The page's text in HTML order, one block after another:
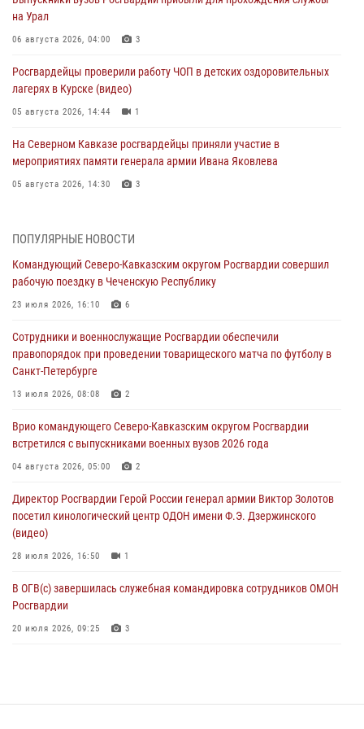
на Урал
06 августа 2026, 04:00 3
Росгвардейцы проверили работу ЧОП в детских оздоровительных
лагерях в Курске (видео)
05 августа 2026, 14:44 1
На Северном Кавказе росгвардейцы приняли участие в
мероприятиях памяти генерала армии Ивана Яковлева
05 августа 2026, 14:30 3
организации незаконной миграции в Подмосковье (видео)
В Великом Новгороде СОБР Росгвардии оказал содействие в
задержании подозреваемых в причинении имущественного ущерба
Формулу безопасности показал спецназ Росгвардии юным
динамовцам Свердловской области
05 августа 2026, 13:50
В столице росгвардейцы задержали мужчину, устроившего дебош в
букмекерской конторе (видео)
05 августа 2026, 13:25
ПОПУЛЯРНЫЕ НОВОСТИ
Командующий Северо-Кавказским округом Росгвардии совершил
рабочую поездку в Чеченскую Республику
23 июля 2026, 16:10 6
Сотрудники и военнослужащие Росгвардии обеспечили
правопорядок при проведении товарищеского матча по футболу в
Санкт-Петербурге
13 июля 2026, 08:08 2
Врио командующего Северо-Кавказским округом Росгвардии
встретился с выпускниками военных вузов 2026 года
04 августа 2026, 05:00 2
Директор Росгвардии Герой России генерал армии Виктор Золотов
посетил кинологический центр ОДОН имени Ф.Э. Дзержинского
(видео)
28 июля 2026, 16:50 1
В ОГВ(с) завершилась служебная командировка сотрудников ОМОН
Росгвардии
20 июля 2026, 09:25 3